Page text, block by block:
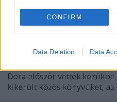
CONFIRM
Data Deletion Data
Dóra először vették
kikerült közös könyvüket, az